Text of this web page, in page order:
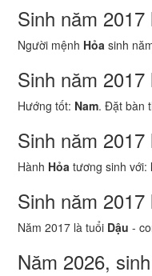
Sinh năm
Người mệnh Hỏa sinh
Sinh năm
Hướng tốt: Nam. Đặt bàn
Sinh năm
Hành Hỏa tương sinh với:
Sinh năm
Năm 2017 là tuổi Dậu -
Năm 2026,